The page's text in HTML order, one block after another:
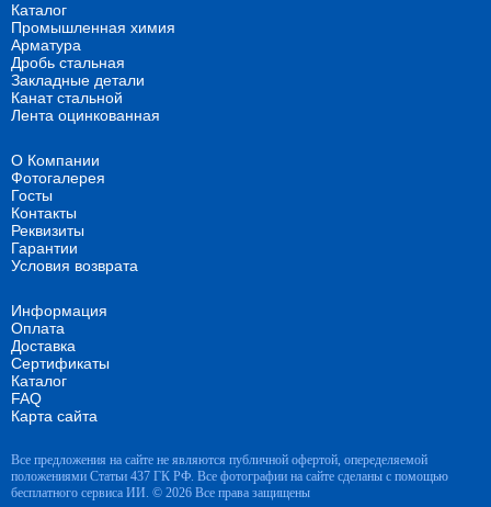
Каталог
Промышленная химия
Арматура
Дробь стальная
Закладные детали
Канат стальной
Лента оцинкованная
О Компании
Фотогалерея
Госты
Контакты
Реквизиты
Гарантии
Условия возврата
Информация
Оплата
Доставка
Сертификаты
Каталог
FAQ
Карта сайта
Все предложения на сайте не являются публичной офертой, опеределяемой
положениями Статьи 437 ГК РФ. Все фотографии на сайте сделаны с помощью
бесплатного сервиса ИИ. © 2026 Все права защищены